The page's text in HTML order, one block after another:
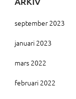
september 2023
januari 2023
mars 2022
februari 2022